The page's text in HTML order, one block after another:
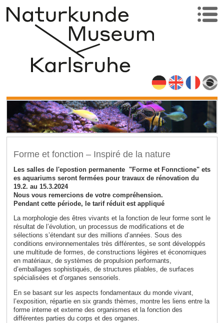
Forme et fonction – Inspiré de la nature
Les salles de l'epostion permanente "Forme et Fonnctione" ets
es aquariums seront fermées pour travaux de rénovation du
19.2. au 15.3.2024
Nous vous remercions de votre compréhension.
Pendant cette période, le tarif réduit est appliqué
La morphologie des êtres vivants et la fonction de leur forme sont le
résultat de l’évolution, un processus de modifications et de
sélections s’étendant sur des millions d’années. Sous des
conditions environnementales très différentes, se sont développés
une multitude de formes, de constructions légères et économiques
en matériaux, de systèmes de propulsion performants,
d’emballages sophistiqués, de structures pliables, de surfaces
spécialisées et d’organes sensoriels.
En se basant sur les aspects fondamentaux du monde vivant,
l’exposition, répartie en six grands thèmes, montre les liens entre la
forme interne et externe des organismes et la fonction des
différentes parties du corps et des organes.